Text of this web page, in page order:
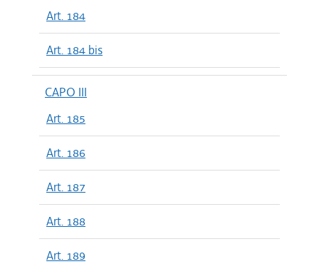
Art. 184
Art. 184 bis
CAPO III
Art. 185
Art. 186
Art. 187
Art. 188
Art. 189